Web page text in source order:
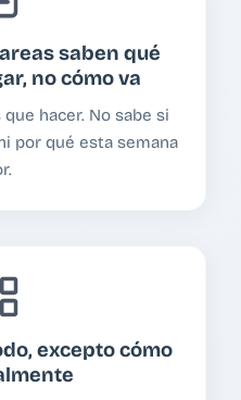
saben qué
no cómo va
hacer. No sabe si
por qué esta semana
excepto cómo